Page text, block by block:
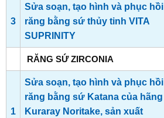
3
Sửa soạn, tạo hình và phục hồi
răng bằng sứ thủy tinh VITA
SUPRINITY
RĂNG SỨ ZIRCONIA
1
Sửa soạn, tạo hình và phục hồi
răng bằng sứ Katana của hãng
Kuraray Noritake, sản xuất